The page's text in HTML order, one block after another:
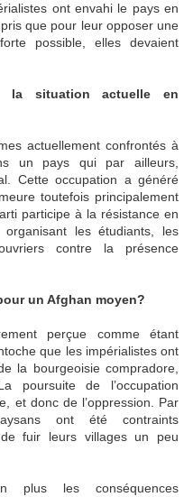
ont envahi le pays en
que pour leur opposer une
possible, elles devaient
la situation actuelle en
actuellement confrontés à
un pays qui par ailleurs,
Cette occupation a généré
toutefois principalement
participe à la résistance en
les étudiants, les
contre la présence
un Afghan moyen?
perçue comme étant
que les impérialistes ont
la bourgeoisie compradore,
poursuite de l’occupation
et donc de l’oppression. Par
ont été contraints
fuir leurs villages un peu
les conséquences